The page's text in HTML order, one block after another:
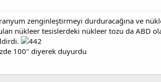
zenginleştirmeyi durduracağına ve
nükleer tesislerdeki nükleer tozu da ABD
100" diyerek duyurdu